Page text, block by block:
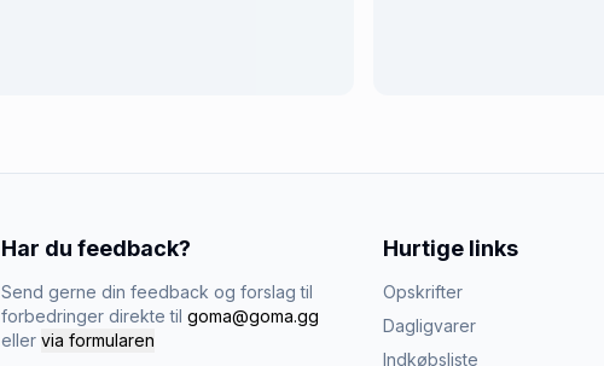
Har du feedback?
Send gerne din feedback og forslag til
forbedringer direkte til goma@goma.gg
eller via formularen
Hurtige links
Opskrifter
Dagligvarer
Indkøbsliste